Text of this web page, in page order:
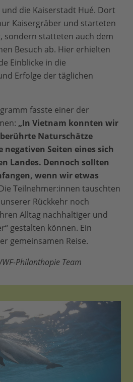
die Kaiserstadt Hué. Dort
Kaisergräber und starteten
sondern statteten auch dem
Besuch ab. Hier erhielten
Einblicke in die
Erfolge der täglichen
fasste einer der
„In Vietnam konnten wir
Naturschätze
negativen Seiten eines sich
Landes. Dennoch sollten
wenn wir etwas
Teilnehmer:innen tauschten
Rückkehr noch
Alltag nachhaltiger und
gestalten können. Ein
gemeinsamen Reise.
Philanthopie Team